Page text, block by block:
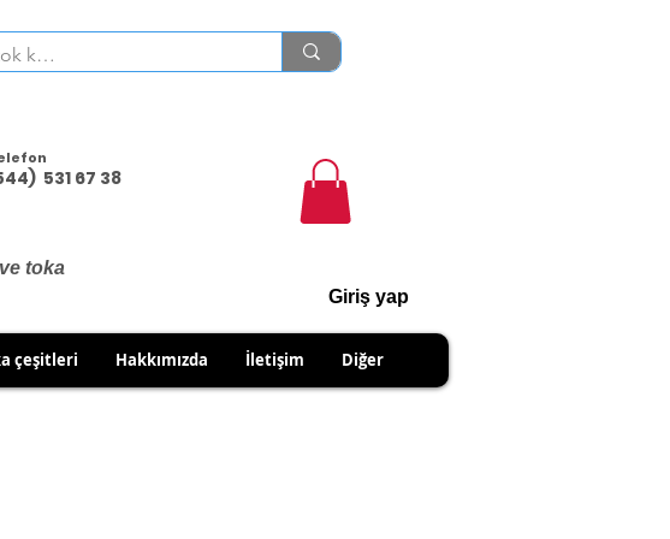
531 67 38
toka
Giriş yap
çeşitleri Hakkımızda İletişim Diğer